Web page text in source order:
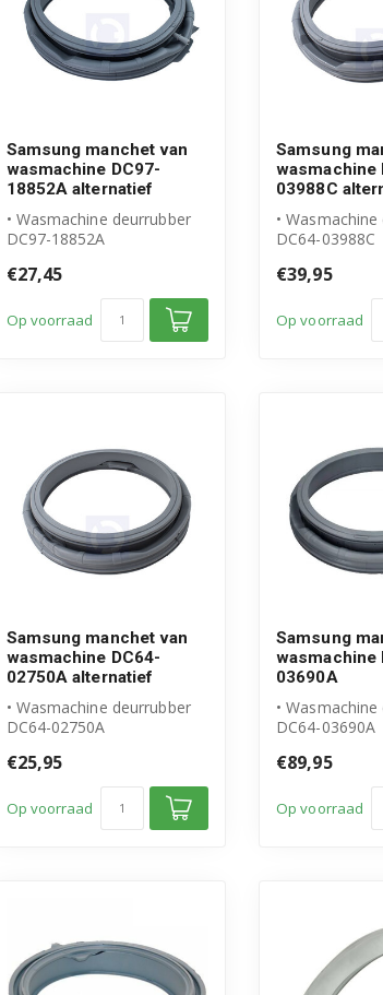
Samsung manchet van
wasmachine DC97-
18852A alternatief
• Wasmachine deurrubber
DC97-18852A
• Hoogwaardig alte...
€27,45
Op voorraad
Samsung
wasmachine
03988C
•
DC64-03988C
• Hoogwaardig
€39,95
Op voorraad
Samsung manchet van
wasmachine DC64-
02750A alternatief
• Wasmachine deurrubber
DC64-02750A
• Hoogwaardig alte...
€25,95
Op voorraad
Samsung
wasmachine
03690A
•
DC64-03690A
product
• Manchet
€89,95
Op voorraad